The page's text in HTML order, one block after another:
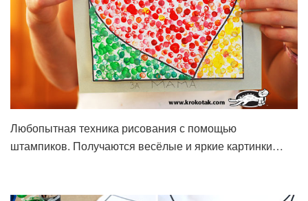
Любопытная техника рисования с помощью
штампиков. Получаются весёлые и яркие картинки…